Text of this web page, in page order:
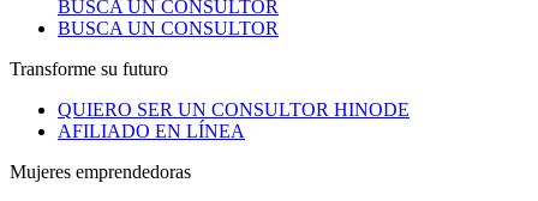
BUSCA UN CONSULTOR
BUSCA UN CONSULTOR
Transforme su futuro
QUIERO SER UN CONSULTOR HINODE
AFILIADO EN LÍNEA
Mujeres emprendedoras